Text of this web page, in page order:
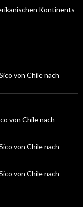
Kontinents
von Chile nach
von Chile nach
von Chile nach
von Chile nach